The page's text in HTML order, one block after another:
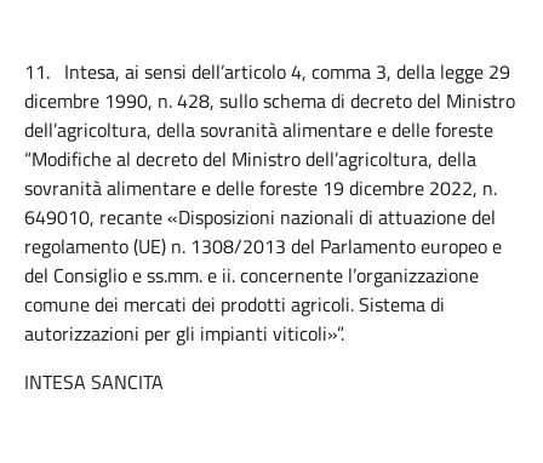
11. Intesa, ai sensi dell’articolo 4, comma 3, della legge 29
dicembre 1990, n. 428, sullo schema di decreto del Ministro
dell’agricoltura, della sovranità alimentare e delle foreste
“Modifiche al decreto del Ministro dell’agricoltura, della
sovranità alimentare e delle foreste 19 dicembre 2022, n.
649010, recante «Disposizioni nazionali di attuazione del
regolamento (UE) n. 1308/2013 del Parlamento europeo e
del Consiglio e ss.mm. e ii. concernente l’organizzazione
comune dei mercati dei prodotti agricoli. Sistema di
autorizzazioni per gli impianti viticoli»”.
INTESA SANCITA